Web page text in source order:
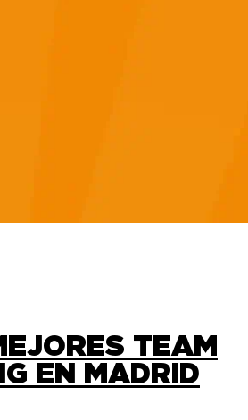
TEAM
EN MADRID